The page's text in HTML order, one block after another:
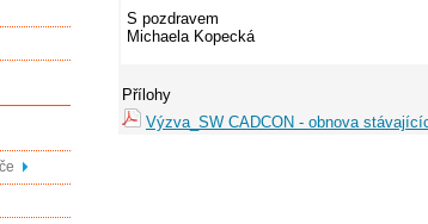
S pozdravem
Michaela Kopecká
Přílohy
Výzva_SW CADCON - obnova